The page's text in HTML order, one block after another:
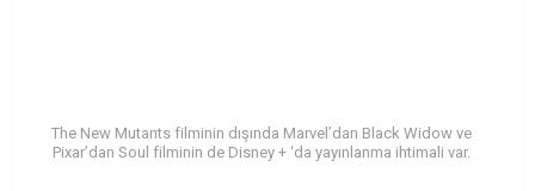
The New Mutants filminin dışında Marvel’dan Black Widow ve
Pixar’dan Soul filminin de Disney + ‘da yayınlanma ihtimali var.